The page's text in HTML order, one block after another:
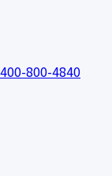
400-800-4840